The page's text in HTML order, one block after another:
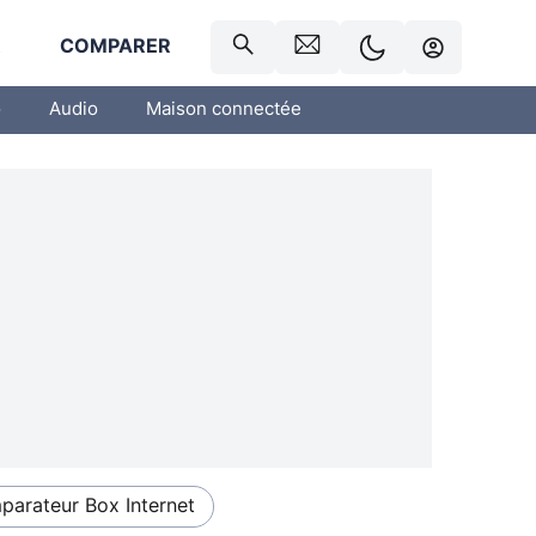
COMPARER
Audio Maison connectée
Box Internet